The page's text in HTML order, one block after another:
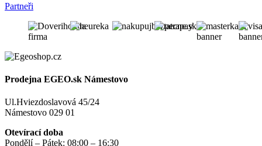
Partneři
Prodejna EGEO.sk Námestovo
Ul.Hviezdoslavová 45/24
Námestovo 029 01
Otevírací doba
Pondělí – Pátek: 08:00 – 16:30